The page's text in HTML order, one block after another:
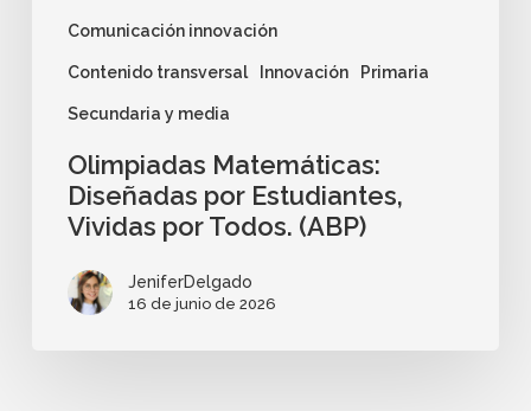
Comunicación innovación
Contenido transversal Innovación Primaria
Secundaria y media
Olimpiadas Matemáticas:
Diseñadas por Estudiantes,
Vividas por Todos. (ABP)
JeniferDelgado
16 de junio de 2026